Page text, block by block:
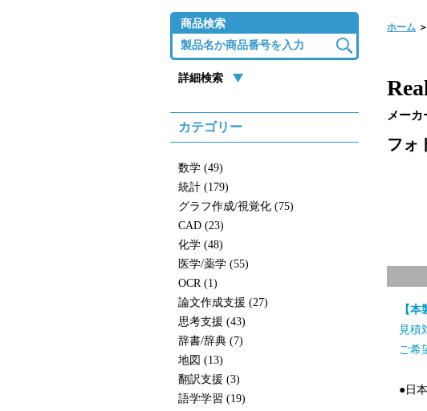
商品検索
詳細検索
カテゴリー
数学 (49)
統計 (179)
グラフ作成/視覚化 (75)
CAD (23)
化学 (48)
医学/薬学 (55)
OCR (1)
論文作成支援 (27)
思考支援 (43)
辞書/辞典 (7)
地図 (13)
翻訳支援 (3)
語学学習 (19)
ホーム ＞
メー
フォ
【
見積
ご希
●日